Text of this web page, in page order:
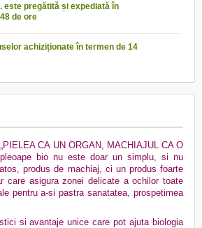
este pregătită și expediată în
de ore
achiziționate în termen de 14
CA UN ORGAN, MACHIAJUL CA O
bio nu este doar un simplu, si nu
produs de machiaj, ci un produs foarte
care asigura zonei delicate a ochilor toate
pentru a-si pastra sanatatea, prospetimea
si avantaje unice care pot ajuta biologia